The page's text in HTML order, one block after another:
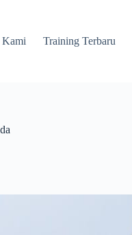
Kami Training Terbaru